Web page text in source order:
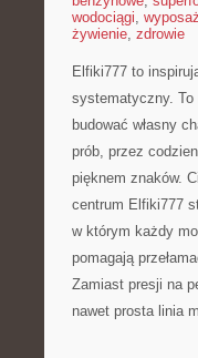
wodociągi,
żywienie, zdrowie
Elfiki777 to
systematyczny. To
budować własny
prób, przez
pięknem znaków.
centrum Elfiki777
w którym każdy
pomagają
Zamiast presji na
nawet prosta linia